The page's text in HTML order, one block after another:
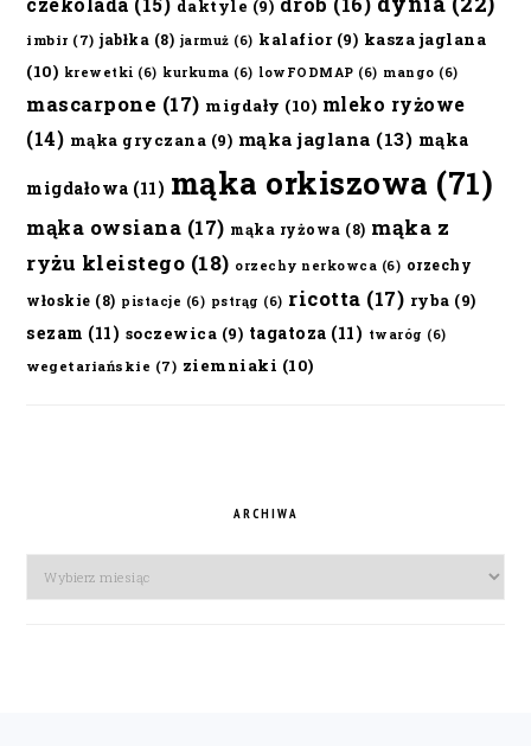
daktyle (9)
imbir (7) jabłka (8) jarmuż (6) kalafior(9) kasza jaglana
(10) krewetki (6) kurkuma (6) lowFODMAP (6) mango (6)
mascarpone (17) migdały (10) mleko ryżowe
(14) mąka gryczana (9) mąka jaglana (13) mąka
migdałowa (11) mąka orkiszowa (71)
mąka owsiana (17) mąka ryżowa (8) mąka z
ryżu kleistego (18) orzechy nerkowca (6) orzechy
włoskie (8) pistacje (6) pstrąg (6) ricotta (17) ryba (9)
sezam (11) soczewica (9) tagatoza (11) twaróg (6)
wegetariańskie (7) ziemniaki (10)
ARCHIWA
Archiwa